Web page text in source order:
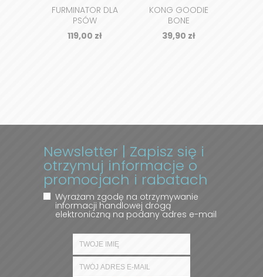
FURMINATOR DLA
PSÓW
DŁUGOWŁOSYCH
119,00 zł
KONG GOODIE
BONE
39,90 zł
Newsletter | Zapisz się i
otrzymuj informacje o
promocjach i rabatach
Wyrażam zgodę na otrzymywanie
informacji handlowej drogą
elektroniczną na podany adres e-mail